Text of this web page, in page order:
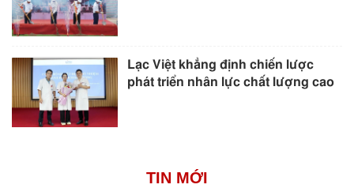
Lạc Việt khẳng định chiến lược
phát triển nhân lực chất lượng cao
TIN MỚI